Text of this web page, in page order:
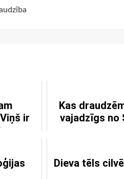
ir
Kas
vajadzīgs no
Dieva tēls